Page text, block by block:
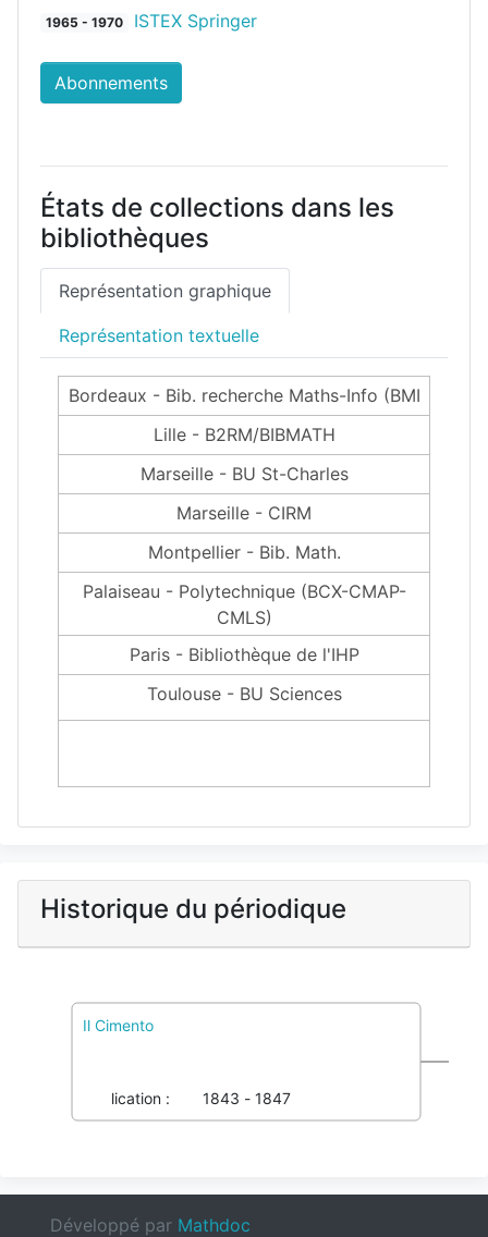
1965 - 1970 ISTEX Springer
Abonnements
États de collections dans les
bibliothèques
Représentation graphique
Représentation textuelle
Bordeaux - Bib. recherche Maths-Info (BMI
Lille - B2RM/BIBMATH
Marseille - BU St-Charles
Marseille - CIRM
Montpellier - Bib. Math.
Palaiseau - Polytechnique (BCX-CMAP-
CMLS)
Paris - Bibliothèque de l'IHP
Toulouse - BU Sciences
Historique du périodique
Il Cimento
Publication :
1843 - 1847
Développé par Mathdoc